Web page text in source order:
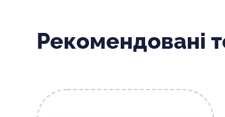
Рекомендовані